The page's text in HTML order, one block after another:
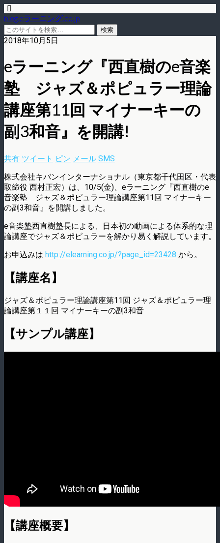
blog.eラーニング.co.jp
2018年10月5日
eラーニング『西直樹のe音楽
塾 ジャズ＆ポピュラー理論
講座第11回 マイナーキーの
副3和音』を開講!
共有 ツイート ピン メール SMS
株式会社キバンインターナショナル（東京都千代田区・代表
取締役 西村正宏）は、10/5(金)、eラーニング『西直樹のe
音楽塾 ジャズ＆ポピュラー理論講座第11回 マイナーキー
の副3和音』を開講しました。
e音楽塾西直樹塾長による、日本初の動画による体系的な理
論講座でジャズ＆ポピュラーを解かり易く解説しています。
お申込みは http://elearning.co.jp/?page_id=23428 から。
【講座名】
ジャズ＆ポピュラー理論講座第11回 ジャズ＆ポピュラー理
論講座第１１回 マイナーキーの副3和音
【サンプル講座】
【講座概要】